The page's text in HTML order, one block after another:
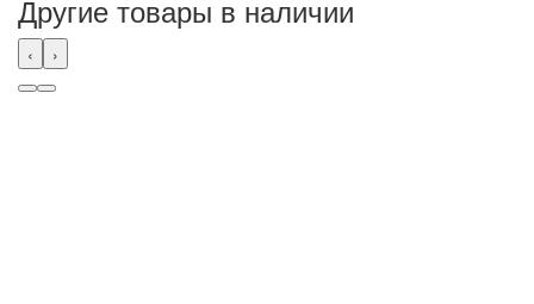
Другие товары в наличии
‹ ›